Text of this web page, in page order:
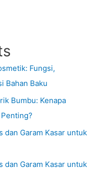
Fungsi,
Bahan Baku
Bumbu: Kenapa
dan Garam Kasar untuk
dan Garam Kasar untuk